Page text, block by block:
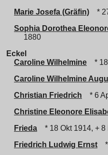
Marie Josefa (Gräfin)
*
Sophia Dorothea
1880
Eckel
Caroline Wilhelmine
*
Caroline Wilhelmine
Christian Friedrich
* 6
Christine Eleonore
Frieda
* 18 Okt 1914, + 8
Friedrich Ludwig Ernst